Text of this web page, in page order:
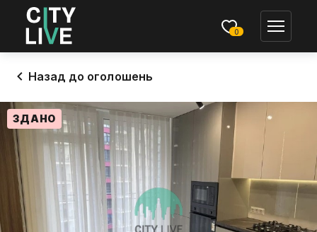
0
Назад до оголошень
ЗДАНО